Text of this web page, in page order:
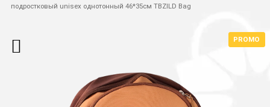
подростковый unisex однотонный 46*35см TBZILD Bag
PROMO